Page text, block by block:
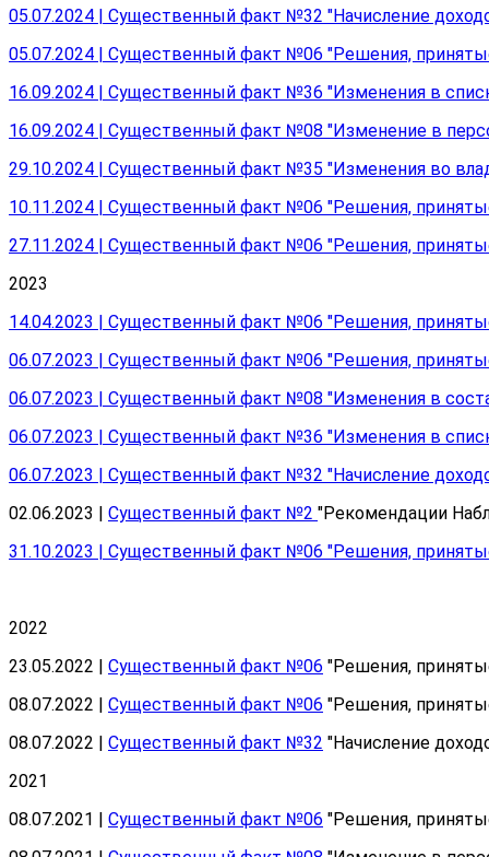
05.07.2024 | Существенный факт №32 "Начисление
05.07.2024 | Существенный факт №06 "Решения,
16.09.2024 | Существенный факт №36 "Изменения в
16.09.2024 | Существенный факт №08 "Изменение в
29.10.2024 | Существенный факт №35 "Изменения во
10.11.2024 | Существенный факт №06 "Решения,
27.11.2024 | Существенный факт №06 "Решения,
2023
14.04.2023 | Существенный факт №06 "Решения,
06.07.2023 | Существенный факт №06 "Решения,
06.07.2023 | Существенный факт №08 "Изменения в
06.07.2023 | Существенный факт №36 "Изменения в
06.07.2023 | Существенный факт №32 "Начисление
02.06.2023 | Существенный факт №2 "Рекомендации
31.10.2023 | Существенный факт №06 "Решения,
2022
23.05.2022 | Существенный факт №06 "Решения,
08.07.2022 | Существенный факт №06 "Решения,
08.07.2022 | Существенный факт №32 "Начисление
2021
08.07.2021 | Существенный факт №06 "Решения,